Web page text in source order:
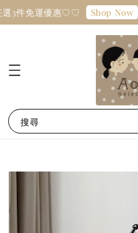
3件免運優惠♡♡ Shop Now
搜尋